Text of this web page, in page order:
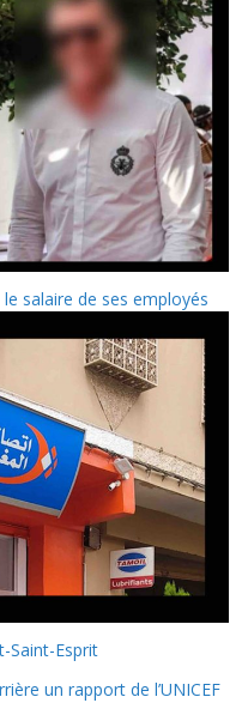
salaire de ses employés
Saint-Esprit
un rapport de l’UNICEF